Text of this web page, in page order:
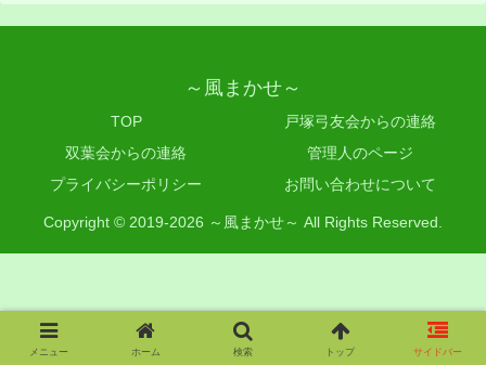
～風まかせ～
TOP
戸塚弓友会からの連絡
双葉会からの連絡
管理人のページ
プライバシーポリシー
お問い合わせについて
Copyright © 2019-2026 ～風まかせ～ All Rights Reserved.
メニュー ホーム 検索 トップ サイドバー